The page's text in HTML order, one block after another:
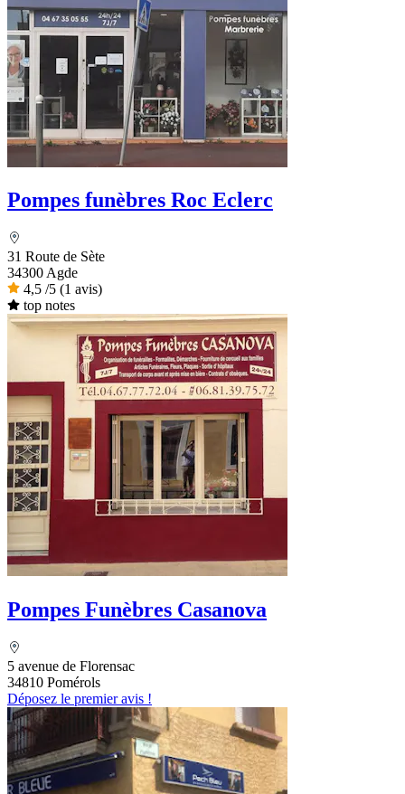
Pompes funèbres Roc Eclerc
31 Route de Sète
34300 Agde
4,5 /5 (1 avis)
top notes
Pompes Funèbres Casanova
5 avenue de Florensac
34810 Pomérols
Déposez le premier avis !